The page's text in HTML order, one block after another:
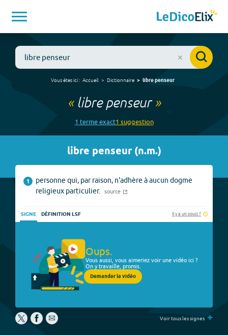
Vous êtes ici : Accueil Dictionnaire libre penseur
« libre penseur»
1 termeexact1 suggestion
libre penseur(n.m.)
1
personne qui, par raison, n'adhère à aucun dogme
religieux particulier.
source
SIGNE DÉFINITION LSF Il y a un souci ?
Oups.
Vous aussi, vous aimeriez voir une vidéo ici ?
On y travaille, promis.
Demander la vidéo
Voir tous les signes +